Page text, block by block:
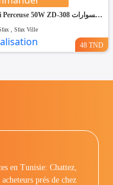
Mini Perceuse 50W ZD-308 مع حقيبة وإكسسوارات
, Sfax Ville
48 TND
en Tunisie: Chattez,
prés de chez